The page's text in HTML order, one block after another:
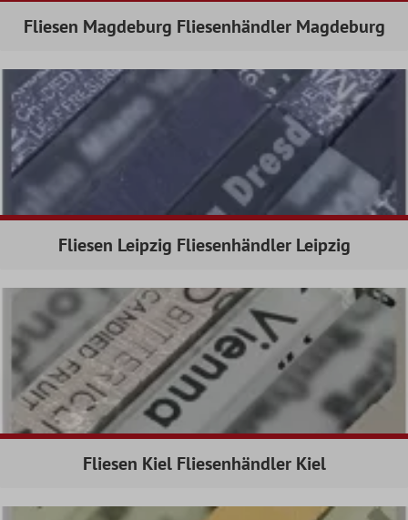
Fliesen Magdeburg Fliesenhändler Magdeburg
Fliesen Leipzig Fliesenhändler Leipzig
Fliesen Kiel Fliesenhändler Kiel